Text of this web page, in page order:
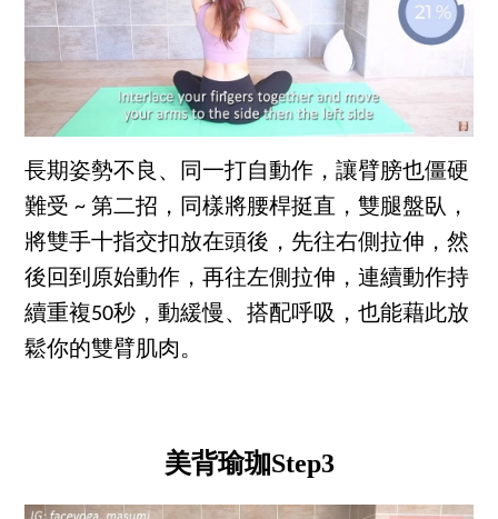
長期姿勢不良、同一打自動作，讓臂膀也僵硬
難受 ~ 第二招，同樣將腰桿挺直，雙腿盤臥，
將雙手十指交扣放在頭後，先往右側拉伸，然
後回到原始動作，再往左側拉伸，連續動作持
續重複50秒，動緩慢、搭配呼吸，也能藉此放
鬆你的雙臂肌肉。
美背瑜珈Step3